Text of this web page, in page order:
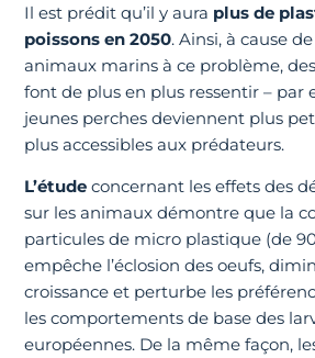
Il est prédit qu’il y aura plus de
poissons en 2050. Ainsi, à cause
animaux marins à ce problème,
font de plus en plus ressentir – par
jeunes perches deviennent plus
plus accessibles aux prédateurs.
L’étude concernant les effets des
sur les animaux démontre que la
particules de micro plastique (de
empêche l’éclosion des oeufs,
croissance et perturbe les
les comportements de base des
européennes. De la même façon,